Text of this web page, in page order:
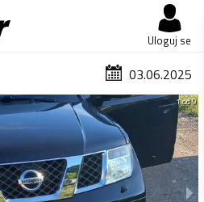
Uloguj se
03.06.2025
1 od 9